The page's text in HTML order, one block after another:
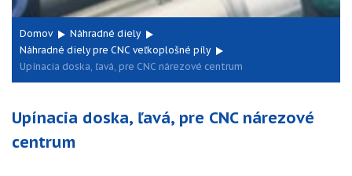
Domov
Náhradné diely
Náhradné diely pre CNC veľkoplošné píly
Upínacia doska, ľavá, pre CNC nárezové centrum
Upínacia doska, ľavá, pre CNC nárezové
centrum